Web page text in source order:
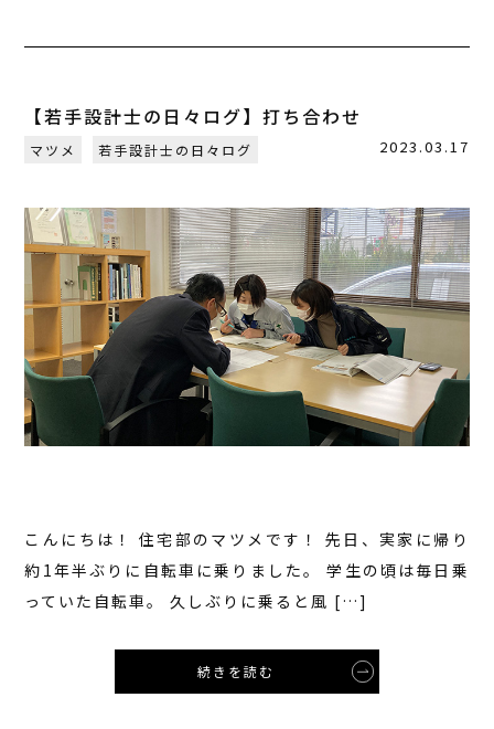
【若手設計士の日々ログ】打ち合わせ
マツメ 若手設計士の日々ログ 2023.03.17
こんにちは！ 住宅部のマツメです！ 先日、実家に帰り
約1年半ぶりに自転車に乗りました。 学生の頃は毎日乗
っていた自転車。 久しぶりに乗ると風 […]
続きを読む